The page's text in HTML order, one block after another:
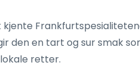
kjente
den en tart og sur smak
retter.